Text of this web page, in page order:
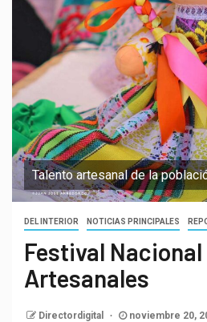
Talento artesanal de la
DEL INTERIOR NOTICIAS PRINCIPALES
Festival Nacional
Artesanales
Directordigital noviembre 20,